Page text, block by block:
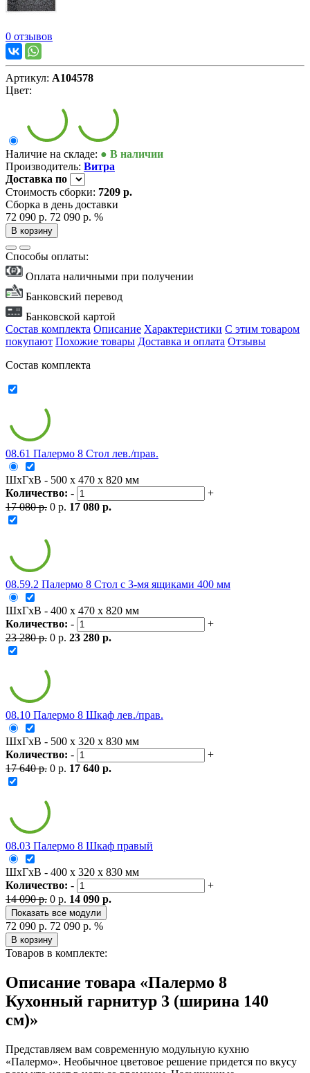
0 отзывов
Артикул: А104578
Цвет:
Наличие на складе: ● В наличии
Производитель: Витра
Доставка по
Стоимость сборки: 7209 р.
Сборка в день доставки
72 090 р. 72 090 р. %
В корзину
Способы оплаты:
Оплата наличными при получении
Банковский перевод
Банковской картой
Состав комплекта Описание Характеристики С этим товаром
покупают Похожие товары Доставка и оплата Отзывы
Состав комплекта
08.61 Палермо 8 Стол лев./прав.
ШxГxВ - 500 x 470 x 820 мм
Количество: -
+
17 080 р. 0 р. 17 080 р.
08.59.2 Палермо 8 Стол с 3-мя ящиками 400 мм
ШxГxВ - 400 x 470 x 820 мм
Количество: -
+
23 280 р. 0 р. 23 280 р.
08.10 Палермо 8 Шкаф лев./прав.
ШxГxВ - 500 x 320 x 830 мм
Количество: -
+
17 640 р. 0 р. 17 640 р.
08.03 Палермо 8 Шкаф правый
ШxГxВ - 400 x 320 x 830 мм
Количество: -
+
14 090 р. 0 р. 14 090 р.
Показать все модули
72 090 р. 72 090 р. %
В корзину
Товаров в комплекте:
Описание товара «Палермо 8
Кухонный гарнитур 3 (ширина 140
см)»
Представляем вам современную модульную кухню
«Палермо». Необычное цветовое решение придется по вкусу